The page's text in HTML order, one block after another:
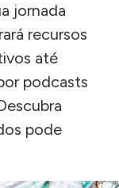
jornada
recursos
até
podcasts
pode